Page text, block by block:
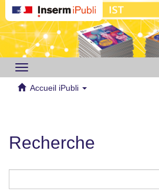
Toggle
navigation
Accueil iPubli
Recherche